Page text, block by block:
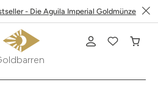
- Die Aguila Imperial Goldmünze